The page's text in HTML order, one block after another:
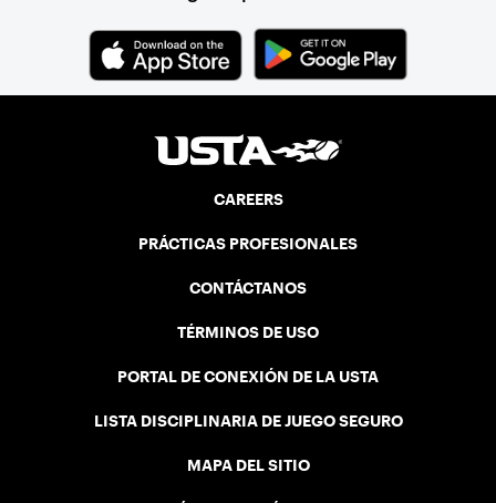
CAREERS
PRÁCTICAS PROFESIONALES
CONTÁCTANOS
TÉRMINOS DE USO
PORTAL DE CONEXIÓN DE LA USTA
LISTA DISCIPLINARIA DE JUEGO SEGURO
MAPA DEL SITIO